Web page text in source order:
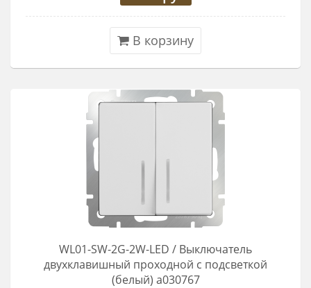
В корзину
WL01-SW-2G-2W-LED / Выключатель
двухклавишный проходной с подсветкой
(белый) a030767